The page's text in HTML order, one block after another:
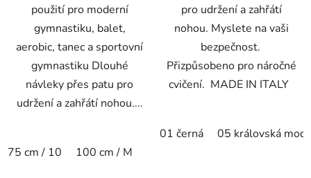
použití pro moderní
gymnastiku, balet,
aerobic, tanec a sportovní
gymnastiku Dlouhé
návleky přes patu pro
udržení a zahřátí nohou....
75 cm / 10 100 cm / M
pro udržení a zahřátí
nohou. Myslete na vaši
bezpečnost.
Přizpůsobeno pro náročné
cvičení. MADE IN ITALY
01 černá 05 královská